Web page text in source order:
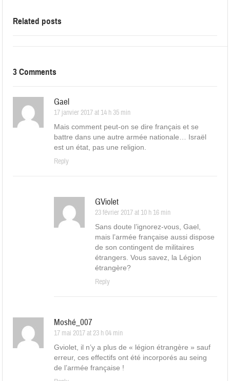
Related posts
3 Comments
Gael
17 janvier 2017 at 14 h 35 min
Mais comment peut-on se dire français et se
battre dans une autre armée nationale… Israël
est un état, pas une religion.
Reply
GViolet
23 février 2017 at 10 h 16 min
Sans doute l’ignorez-vous, Gael,
mais l’armée française aussi dispose
de son contingent de militaires
étrangers. Vous savez, la Légion
étrangère?
Reply
Moshé_007
17 mai 2017 at 23 h 04 min
Gviolet, il n’y a plus de « légion étrangère » sauf
erreur, ces effectifs ont été incorporés au seing
de l’armée française !